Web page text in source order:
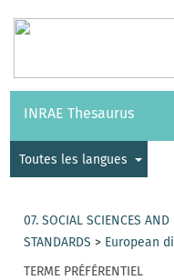
Vocabulaires API
INRAE Thesaurus
Toutes les langues
07. SOCIAL SCIENCES
STANDARDS > European
TERME PRÉFÉRENTIEL